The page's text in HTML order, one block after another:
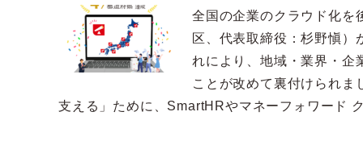
全国の企業のクラウド化を
区、代表取締役：杉野愼）
れにより、地域・業界・企
ことが改めて裏付けられま
支える」ために、SmartHRやマネーフォワード